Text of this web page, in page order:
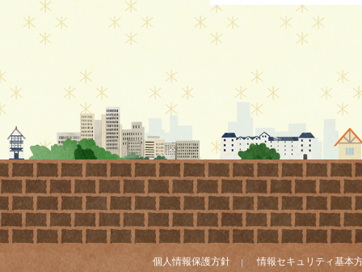
個人情報保護方針 情報セキュリティ基本